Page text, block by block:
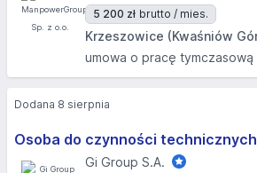
5 200 zł brutto / mies.
Krzeszowice (Kwaśniów
umowa o pracę tymczasową
Osoba do czynności
Gi Group S.A.
Dodana 8 sierpnia